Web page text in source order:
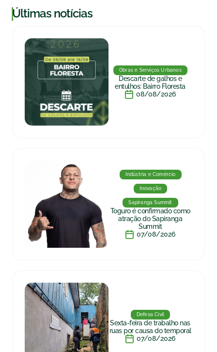
|Últimas notícias
Obras e Serviços Urbanos
Descarte de galhos e
entulhos: Bairro Floresta
08/08/2026
Indústria e Comércio
Inovação
Sapiranga Summit
Toguro é confirmado como
atração do Sapiranga
Summit
07/08/2026
Defesa Civil
Sexta-feira de trabalho nas
ruas por causa do temporal
07/08/2026